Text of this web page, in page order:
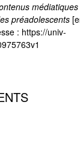
préadolescents
: https://univ-